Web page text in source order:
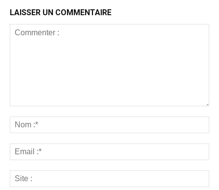
LAISSER UN COMMENTAIRE